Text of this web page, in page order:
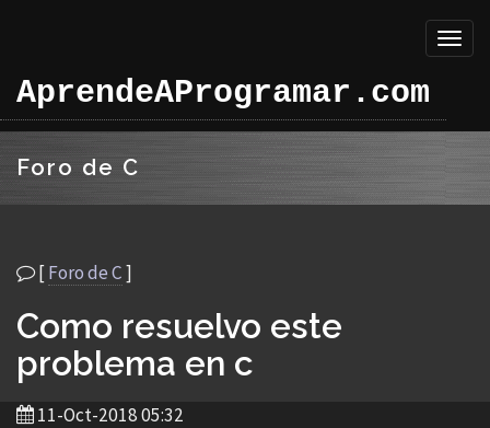
AprendeAProgramar.com
Foro de C
[Foro de C]
Como resuelvo este
problema en c
11-Oct-2018 05:32